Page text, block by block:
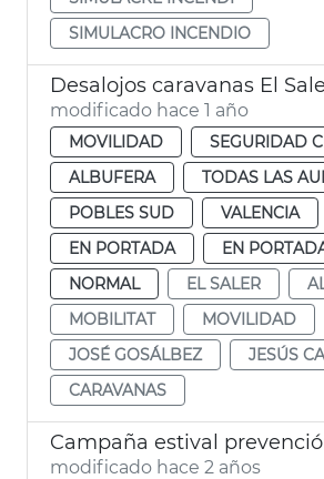
SIMULACRO INCENDIO
Desalojos caravanas El
modificado hace 1 año
MOVILIDAD
SEGURIDAD
ALBUFERA
TODAS LAS
POBLES SUD
VALENCIA
EN PORTADA
EN
NORMAL
EL SALER
MOBILITAT
MOVILIDAD
JOSÉ GOSÁLBEZ
JESÚS
CARAVANAS
modificado hace 2 años